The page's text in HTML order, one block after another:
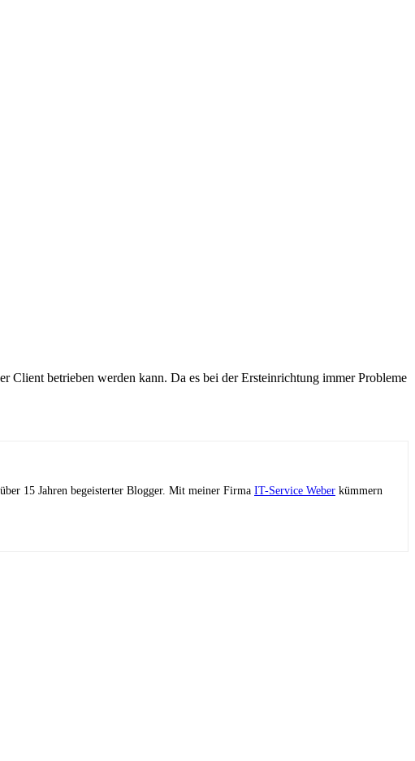
Client betrieben werden kann. Da es bei der Ersteinrichtung immer Probleme
15 Jahren begeisterter Blogger. Mit meiner Firma IT-Service Weber kümmern